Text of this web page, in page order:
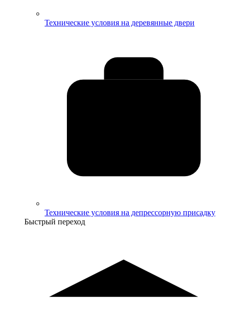
Технические условия на деревянные двери
Технические условия на депрессорную присадку
Быстрый переход